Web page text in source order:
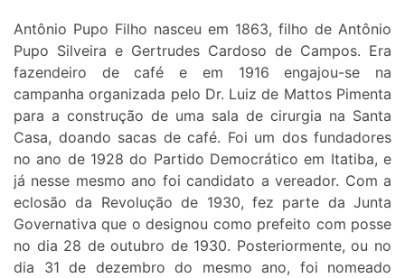
Antônio Pupo Filho nasceu em 1863, filho de Antônio
Pupo Silveira e Gertrudes Cardoso de Campos. Era
fazendeiro de café e em 1916 engajou-se na
campanha organizada pelo Dr. Luiz de Mattos Pimenta
para a construção de uma sala de cirurgia na Santa
Casa, doando sacas de café. Foi um dos fundadores
no ano de 1928 do Partido Democrático em Itatiba, e
já nesse mesmo ano foi candidato a vereador. Com a
eclosão da Revolução de 1930, fez parte da Junta
Governativa que o designou como prefeito com posse
no dia 28 de outubro de 1930. Posteriormente, ou no
dia 31 de dezembro do mesmo ano, foi nomeado